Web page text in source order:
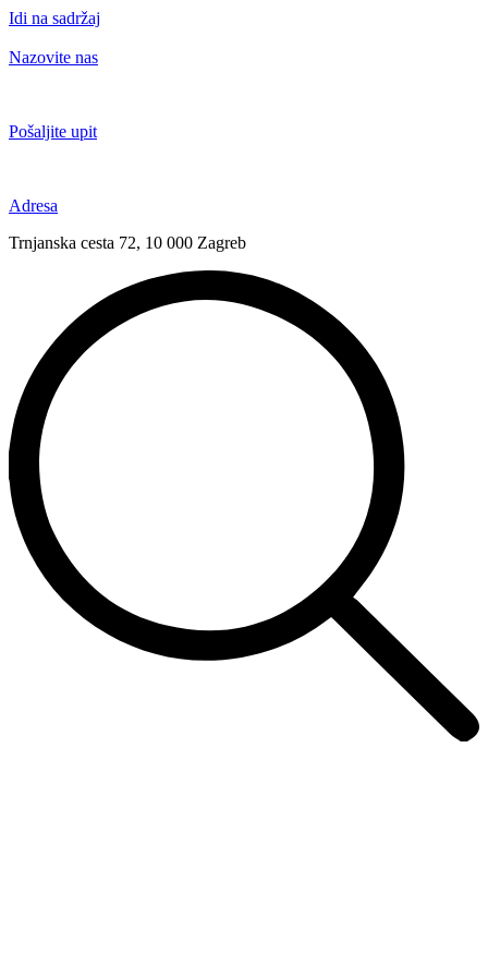
Idi na sadržaj
Nazovite nas
Pošaljite upit
Adresa
Trnjanska cesta 72, 10 000 Zagreb